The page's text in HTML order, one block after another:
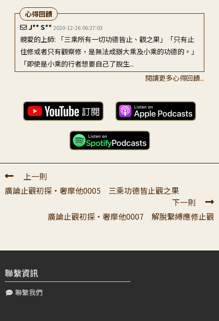
真如2020-11-21 00:08:09
多倫多同學，加油！
真如2020-11-21 00:08:34
大專班同學要好好學！
紐約的同學，多保重！
2020-11-21 00:11:00
皈依，心要思考皈依
真如2020-11-21 00:12:00
大家要重覆地聽！
2020-11-21 00:12:30
真如2020-11-20 23:58:30
J** S**2020-12-26 06:27:03
親愛的上師: 「三乘所有一切功德皆止、觀之果」「只有止
住修或者只有觀察修，是無法成辦大乘及小乘的功德的。」
「即使是小乘的行者想要自己了脫生...
頂禮大寶恩師！ 感恩您為大家逐字逐字開示止觀殊勝法
類，弟子聽了非常非常歡喜，雖然很多義涵不是很懂，弟子
果」。宗大師再引經證成，引「修信大乘經」說：善男子！
透過這個角度，了知菩薩所有的一切，從對...
黃〇〇2020-11-21 11:34:43
林〇〇2020-11-21 12:00:08
親愛的 老師，我們又能線上碰面了，相互問好，弟子好歡
心得回饋
閱讀更多心得回饋...
上一則
廣論止觀初探・奢摩他0005 三乘功德皆止觀之果
下一則
廣論止觀初探・奢摩他0007 解脫繫縛應修止觀
聯繫資訊
聯繫我們